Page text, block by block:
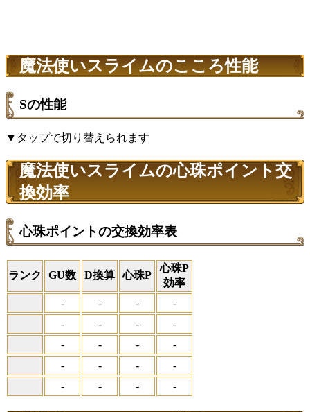
魔法使いスライムのこころ性能
Sの性能
▼タップで切り替えられます
魔法使いスライムの心珠ポイント交
換効率
心珠ポイントの交換効率表
ランク GU数 D換算 心珠P
心珠P
効率
-
- -
-
-
- -
-
-
- -
-
-
- -
-
-
- - -